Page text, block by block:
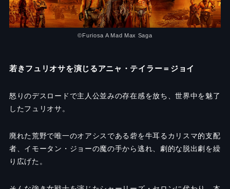
©︎Furiosa A Mad Max Saga
若きフュリオサを演じるアニャ・テイラー＝ジョイ
怒りのデスロードで主人公並みの存在感を放ち、世界中を魅了
したフュリオサ。
廃れた荒野で唯一のオアシスである砦を牛耳るカリスマ的支配
者、イモータン・ジョーの魔の手から逃れ、劇的な脱出劇を繰
り広げた。